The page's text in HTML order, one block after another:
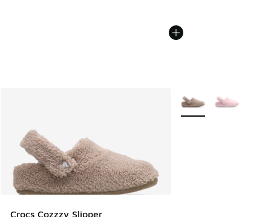
Crocs Cozzzy Slipper
Plus de couleurs